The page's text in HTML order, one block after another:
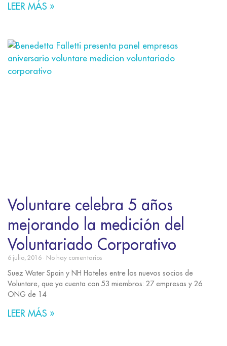
LEER MÁS »
Voluntare celebra 5 años
mejorando la medición del
Voluntariado Corporativo
6 julio, 2016 No hay comentarios
Suez Water Spain y NH Hoteles entre los nuevos socios de
Voluntare, que ya cuenta con 53 miembros: 27 empresas y 26
ONG de 14
LEER MÁS »